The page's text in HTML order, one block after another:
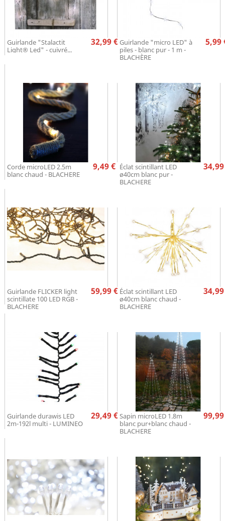
Guirlande "Stalactit
Light® Led" - cuivré...
Prix
32,99 € Guirlande "micro LED" à
piles - blanc pur - 1 m -
BLACHÈRE
5,99
Corde microLED 2.5m
blanc chaud - BLACHERE
Prix
9,49 € Éclat scintillant LED
ø40cm blanc pur -
BLACHERE
Guirlande FLICKER light
scintillate 100 LED RGB -
BLACHERE
Prix
59,99 € Éclat scintillant LED
ø40cm blanc chaud -
BLACHERE
Guirlande durawis LED
2m-192l multi - LUMINEO
Prix
29,49 € Sapin microLED 1.8m
blanc pur+blanc chaud -
BLACHERE